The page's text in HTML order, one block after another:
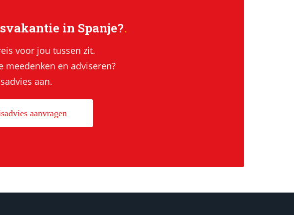
in Spanje?
voor jou tussen zit.
meedenken en adviseren?
aan.
aanvragen